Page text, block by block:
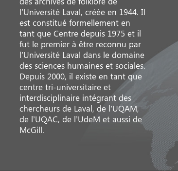
l’Université Laval, créée en 1944. Il
est constitué formellement en
tant que Centre depuis 1975 et il
fut le premier à être reconnu par
l’Université Laval dans le domaine
des sciences humaines et sociales.
Depuis 2000, il existe en tant que
centre tri-universitaire et
interdisciplinaire intégrant des
chercheurs de Laval, de l’UQAM,
de l’UQAC, de l’UdeM et aussi de
McGill.